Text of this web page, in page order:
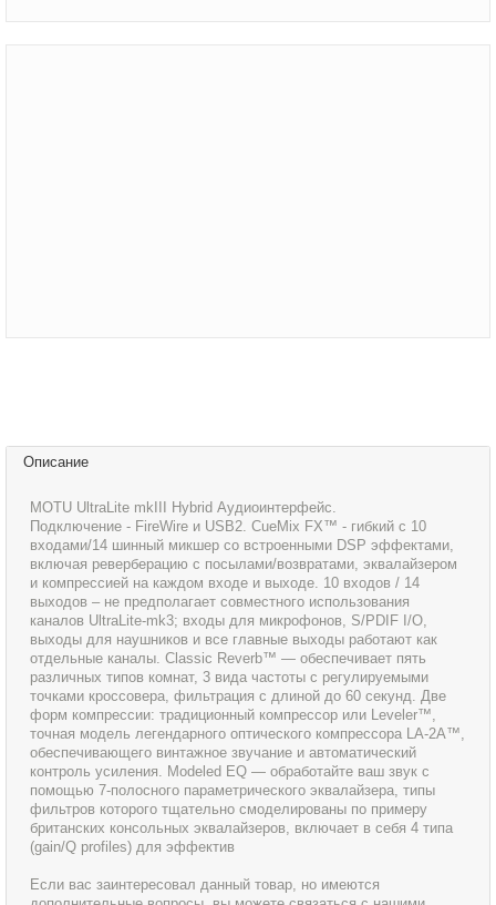
Описание
MOTU UltraLite mkIII Hybrid Аудиоинтерфейс.
Подключение - FireWire и USB2. CueMix FX™ - гибкий с 10
входами/14 шинный микшер со встроенными DSP эффектами,
включая реверберацию с посылами/возвратами, эквалайзером
и компрессией на каждом входе и выходе. 10 входов / 14
выходов – не предполагает совместного использования
каналов UltraLite-mk3; входы для микрофонов, S/PDIF I/O,
выходы для наушников и все главные выходы работают как
отдельные каналы. Classic Reverb™ — обеспечивает пять
различных типов комнат, 3 вида частоты с регулируемыми
точками кроссовера, фильтрация с длиной до 60 секунд. Две
форм компрессии: традиционный компрессор или Leveler™,
точная модель легендарного оптического компрессора LA-2A™,
обеспечивающего винтажное звучание и автоматический
контроль усиления. Modeled EQ — обработайте ваш звук с
помощью 7-полосного параметрического эквалайзера, типы
фильтров которого тщательно смоделированы по примеру
британских консольных эквалайзеров, включает в себя 4 типа
(gain/Q profiles) для эффектив
Если вас заинтересовал данный товар, но имеются